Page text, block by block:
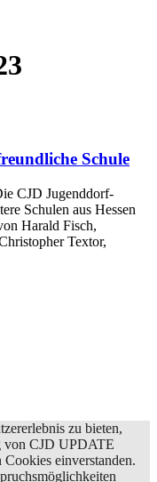
Schule
CJD Jugenddorf-
Schulen aus Hessen
Harald Fisch,
Textor,
zu bieten,
von CJD UPDATE
einverstanden.